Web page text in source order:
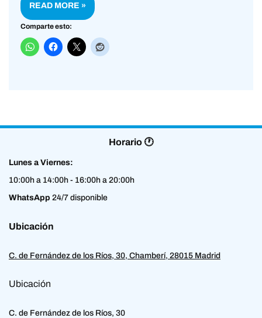
READ MORE »
Comparte esto:
Horario 🕐
Lunes a Viernes:
10:00h a 14:00h - 16:00h a 20:00h
WhatsApp 24/7 disponible
Ubicación
C. de Fernández de los Ríos, 30, Chamberí, 28015 Madrid
Ubicación
C. de Fernández de los Ríos, 30